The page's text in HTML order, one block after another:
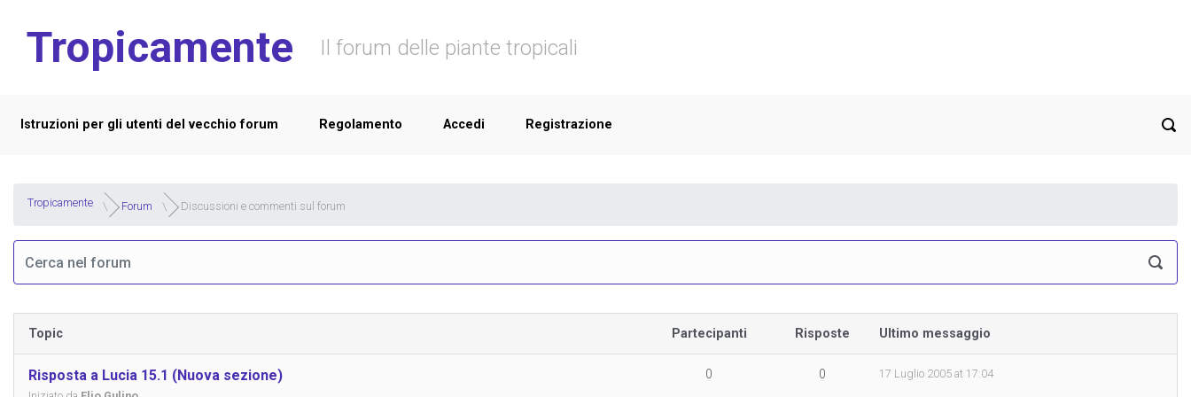
Tropicamente Il forum delle piante tropicali
Istruzioni per gli utenti del vecchio forum Regolamento Accedi Registrazione
Tropicamente Forum Discussioni e commenti sul forum
Topic Partecipanti Risposte Ultimo messaggio
Risposta a Lucia 15.1 (Nuova sezione) 0 0 17 Luglio 2005 at 17:04